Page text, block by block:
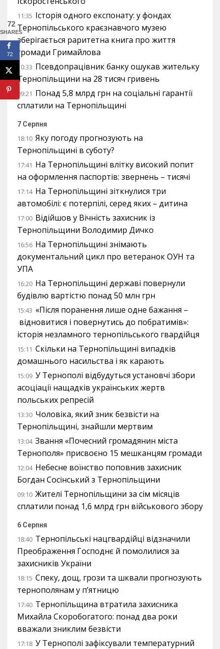
11:35 Історія одного експонату: у фондах
Тернопільського краєзнавчого музею
зберігається раритетна книга про життя
громади Гримайлова
10:33 Псевдопрацівник банку ошукав жительку
Тернопільщини на 28 тисяч гривень
09:21 Понад 5,8 млрд грн на соціальні гарантії
сплатили на Тернопільщині
7 Серпня
18:10 Яку погоду прогнозують на
Тернопільщині в суботу?
17:41 На Тернопільщині влітку високий попит
на оформлення паспортів: звернень – тисячі
17:14 На Тернопільщині зіткнулися три
автомобілі: є потерпілі, серед яких – дитина
17:00 Відійшов у Вічність захисник із
Тернопільщини Володимир Дичко
16:56 На Тернопільщині знімають
документальний цикл про ветеранок ОУН та
УПА
16:20 На Тернопільщині державі повернули
будівлю вартістю понад 50 млн грн
15:43 «Після поранення лише одне бажання –
відновитися і повернутись до побратимів»:
історія незламного тернопільського гвардійця
15:11 Скільки на Тернопільщині випадків
домашнього насильства і як карають
15:09 У Тернополі відбудуться установчі збори
асоціації нащадків українських жертв
польських репресій
13:30 Чоловіка, який зник безвісти на
Тернопільщині, знайшли мертвим
13:04 Звання «Почесний громадянин міста
Тернополя» присвоєно 15 мешканцям громади
12:04 Небесне воїнство поповнив захисник
Богдан Сосінський з Тернопільщини
09:10 Жителі Тернопільщини за сім місяців
сплатили понад 1,6 млрд грн військового збору
6 Серпня
18:40 Тернопільські нацгвардійці відзначили
Преображення Господнє й помолилися за
захисників України
18:15 Спеку, дощ, грози та шквали прогнозують
тернополянам у п’ятницю
17:40 Тернопільщина втратила захисника
Михайла Скоробогатого: понад два роки
вважали зниклим безвісти
17:18 У Тернополі зафіксували температурний
72
SHARES
72